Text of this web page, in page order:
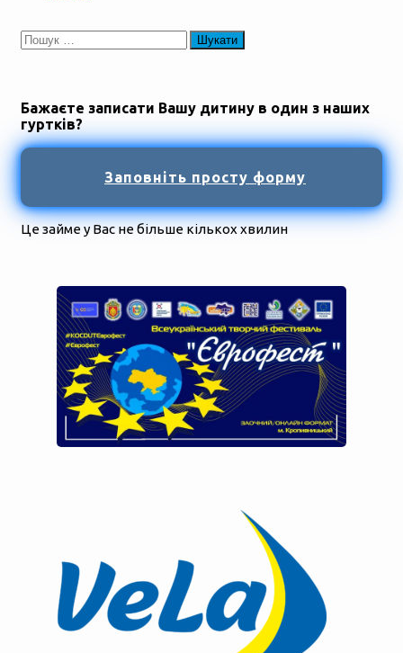
Пошук:
Бажаєте записати Вашу дитину в один з наших
гуртків?
Заповніть просту форму
Це займе у Вас не більше кількох хвилин